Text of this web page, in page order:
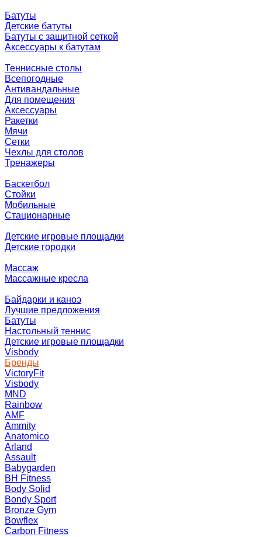
Батуты
Детские батуты
Батуты с защитной сеткой
Аксессуары к батутам
Теннисные столы
Всепогодные
Антивандальные
Для помещения
Аксессуары
Ракетки
Мячи
Сетки
Чехлы для столов
Тренажеры
Баскетбол
Стойки
Мобильные
Стационарные
Детские игровые площадки
Детские городки
Массаж
Массажные кресла
Байдарки и каноэ
Лучшие предложения
Батуты
Настольный теннис
Детские игровые площадки
Visbody
Бренды
VictoryFit
Visbody
MND
Rainbow
AMF
Ammity
Anatomico
Arland
Assault
Babygarden
BH Fitness
Body Solid
Bondy Sport
Bronze Gym
Bowflex
Carbon Fitness